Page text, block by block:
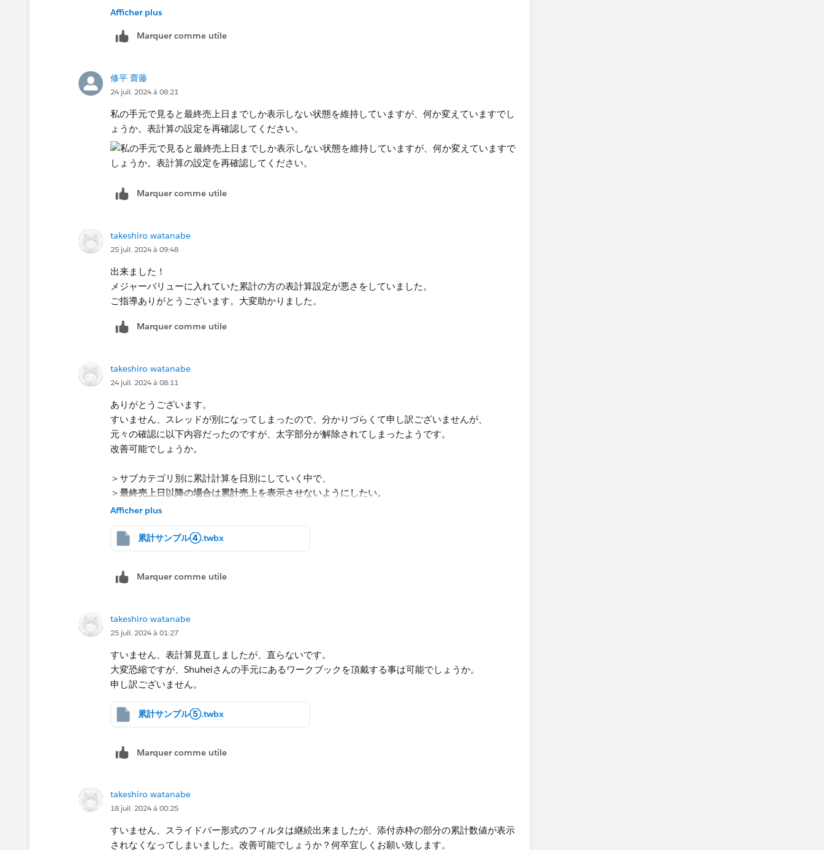
Afficher plus
Marquer comme utile
修平 齋藤
24 juil. 2024 à 08:21
私の手元で見ると最終売上日までしか表示しない状態を維持していますが、何か変えていますでし
ょうか。表計算の設定を再確認してください。
Marquer comme utile
takeshiro watanabe
25 juil. 2024 à 09:48
出来ました！
メジャーバリューに入れていた累計の方の表計算設定が悪さをしていました。
ご指導ありがとうございます。大変助かりました。
Marquer comme utile
takeshiro watanabe
24 juil. 2024 à 08:11
ありがとうございます。
すいません、スレッドが別になってしまったので、分かりづらくて申し訳ございませんが、
元々の確認に以下内容だったのですが、太字部分が解除されてしまったようです。
改善可能でしょうか。
＞サブカテゴリ別に累計計算を日別にしていく中で、
＞最終売上日以降の場合は累計売上を表示させないようにしたい。
＞
＞THEN ""
＞ELSE RUNNING_SUM(SUM([売上]))
＞という式を考えましたが、エラーが出てしまい、他の方法でも上手くいきません。やり方が分か
Afficher plus
累計サンプル④.twbx
Marquer comme utile
takeshiro watanabe
25 juil. 2024 à 01:27
すいません、表計算見直しましたが、直らないです。
大変恐縮ですが、Shuheiさんの手元にあるワークブックを頂戴する事は可能でしょうか。
申し訳ございません。
累計サンプル⑤.twbx
Marquer comme utile
takeshiro watanabe
18 juil. 2024 à 00:25
すいません、スライドバー形式のフィルタは継続出来ましたが、添付赤枠の部分の累計数値が表示
されなくなってしまいました。改善可能でしょうか？何卒宜しくお願い致します。